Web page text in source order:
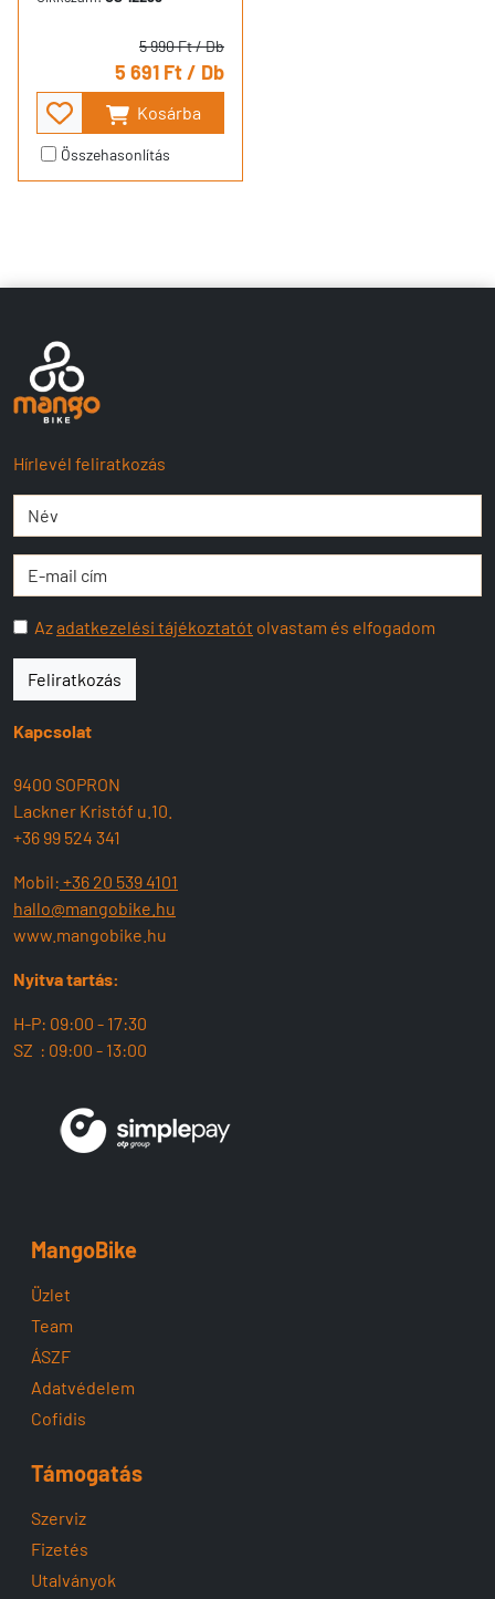
5 990 Ft/ Db
5 691 Ft/ Db
Kosárba
Összehasonlítás
Hírlevél feliratkozás
Azadatkezelési tájékoztatót olvastam és elfogadom
Feliratkozás
Kapcsolat
9400 SOPRON
Lackner Kristóf u.10.
+36 99 524 341
Mobil: +36 20 539 4101
hallo@mangobike.hu
www.mangobike.hu
Nyitva tartás:
H-P: 09:00 - 17:30
SZ : 09:00 - 13:00
MangoBike
Üzlet
Team
ÁSZF
Adatvédelem
Cofidis
Támogatás
Szerviz
Fizetés
Utalványok